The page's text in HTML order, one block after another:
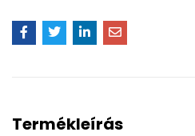
Termékleírás